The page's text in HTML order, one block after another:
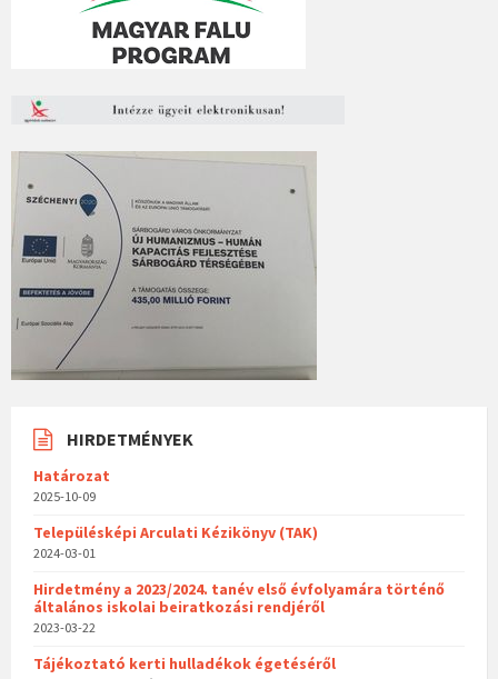
HIRDETMÉNYEK
Határozat
2025-10-09
Településképi Arculati Kézikönyv (TAK)
2024-03-01
Hirdetmény a 2023/2024. tanév első évfolyamára történő
általános iskolai beiratkozási rendjéről
2023-03-22
Tájékoztató kerti hulladékok égetéséről